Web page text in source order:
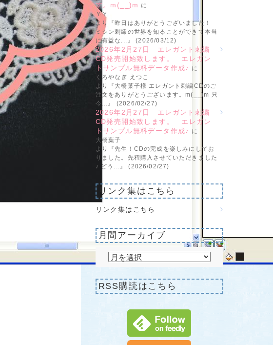
す。m(__)m に
ＹＹ
より『昨日はありがとうございました！
ミシン刺繍の世界を知ることができて本当
に有益な...』 (2026/03/12)
2026年2月27日 エレガント刺繍
CD発売開始致します。 エレガン
トサンプル無料データ作成♪ に
くろやなぎ えつこ
より『大橋葉子様 エレガント刺繍CDのご
注文をありがとうございます。m(__)m 只
今...』 (2026/02/27)
2026年2月27日 エレガント刺繍
CD発売開始致します。 エレガン
トサンプル無料データ作成♪ に
大橋葉子
より『先生！CDの完成を楽しみにしてお
りました。先程購入させていただきました
♪ どう...』 (2026/02/27)
リンク集はこちら
リンク集はこちら
月間アーカイブ
RSS購読はこちら